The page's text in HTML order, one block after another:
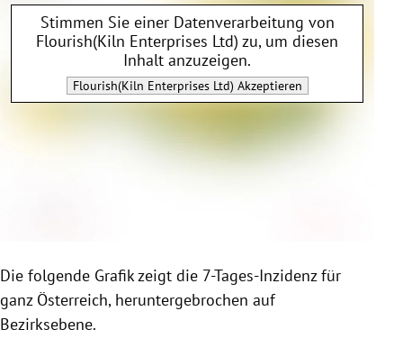
Stimmen Sie einer Datenverarbeitung von
Flourish(Kiln Enterprises Ltd) zu, um diesen
Inhalt anzuzeigen.
Flourish(Kiln Enterprises Ltd) Akzeptieren
Die folgende Grafik zeigt die 7-Tages-Inzidenz für
ganz Österreich, heruntergebrochen auf
Bezirksebene.